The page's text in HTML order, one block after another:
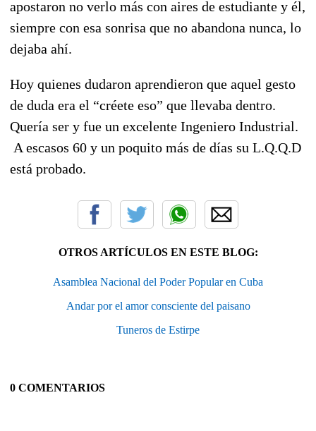
apostaron no verlo más con aires de estudiante y él,
siempre con esa sonrisa que no abandona nunca, lo
dejaba ahí.
Hoy quienes dudaron aprendieron que aquel gesto
de duda era el “créete eso” que llevaba dentro.
Quería ser y fue un excelente Ingeniero Industrial.
A escasos 60 y un poquito más de días su L.Q.Q.D
está probado.
OTROS ARTÍCULOS EN ESTE BLOG:
Asamblea Nacional del Poder Popular en Cuba
Andar por el amor consciente del paisano
Tuneros de Estirpe
0 COMENTARIOS